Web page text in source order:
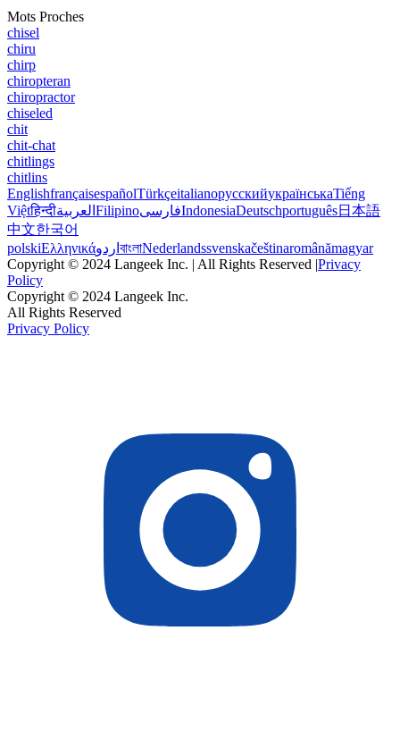
Mots Proches
chisel
chiru
chirp
chiropteran
chiropractor
chiseled
chit
chit-chat
chitlings
chitlins
EnglishfrançaisespañolTürkçeitalianoрусскийукраїнськаTiếng
Việtहिन्दीالعربية FilipinoفارسیIndonesiaDeutschportuguês日本語
中文한국어
polskiΕλληνικάاردو বাংলাNederlandssvenskačeštinaromânămagyar
Copyright © 2024 Langeek Inc. | All Rights Reserved |Privacy
Policy
Copyright © 2024 Langeek Inc.
All Rights Reserved
Privacy Policy